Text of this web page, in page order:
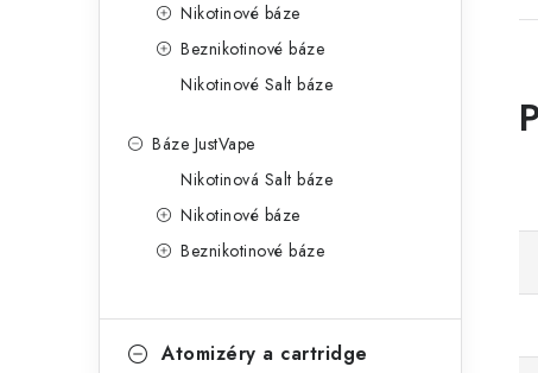
Nikotinové báze
Beznikotinové báze
Nikotinové Salt báze
Báze JustVape
Nikotinová Salt báze
Nikotinové báze
Beznikotinové báze
Atomizéry a cartridge